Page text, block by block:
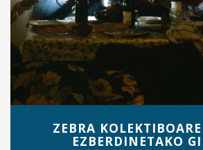
ZEBRA
EZBERDINETAKO